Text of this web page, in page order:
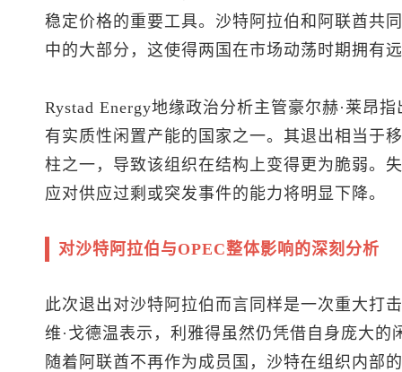
稳定价格的重要工具。沙特阿拉伯和阿联酋共
中的大部分，这使得两国在市场动荡时期拥有
Rystad Energy地缘政治分析主管豪尔赫·莱昂
有实质性闲置产能的国家之一。其退出相当于
柱之一，导致该组织在结构上变得更为脆弱。
应对供应过剩或突发事件的能力将明显下降。
对沙特阿拉伯与OPEC整体影响的深刻分析
此次退出对沙特阿拉伯而言同样是一次重大打
维·戈德温表示，利雅得虽然仍凭借自身庞大
随着阿联酋不再作为成员国，沙特在组织内部